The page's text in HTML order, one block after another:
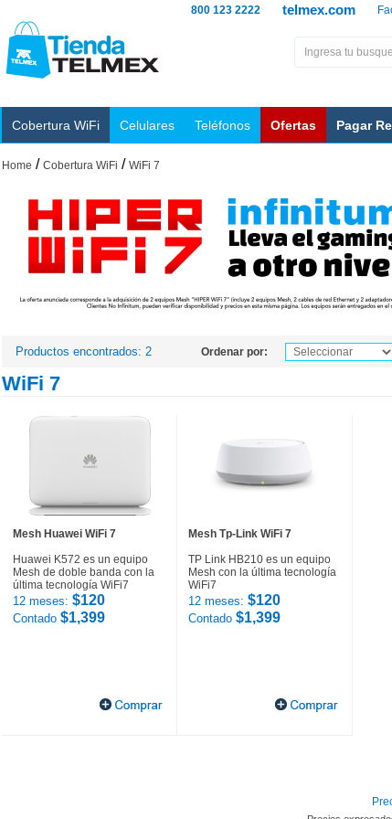
telmex.com
800 123 2222
Cobertura WiFi Celulares Teléfonos Ofertas Pagar
Home / Cobertura WiFi / WiFi 7
Productos encontrados: 2 Ordenar por:
WiFi 7
Mesh Huawei WiFi 7
Huawei K572 es un equipo
Mesh de doble banda con la
última tecnología WiFi7
12 meses: $120
Contado $1,399
Mesh Tp-Link WiFi 7
TP Link HB210 es un equipo
Mesh con la última tecnología
WiFi7
12 meses: $120
Contado $1,399